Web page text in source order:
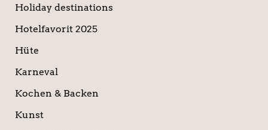
Holiday destinations
Hotelfavorit 2025
Hüte
Karneval
Kochen & Backen
Kunst